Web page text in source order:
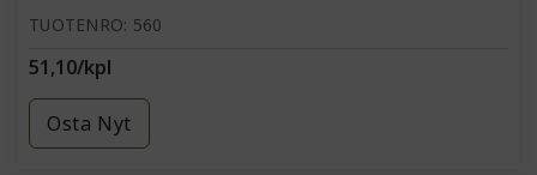
TUOTENRO: 560
51,10/kpl
Osta Nyt